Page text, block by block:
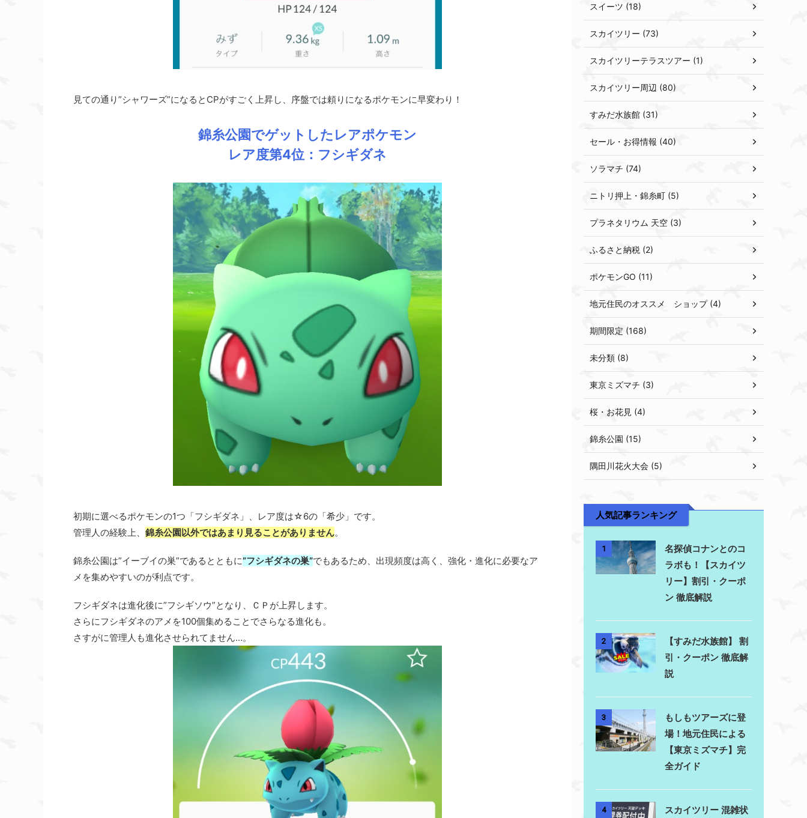
見ての通り”シャワーズ”になるとCPがすごく上昇し、序盤では頼りになるポケモンに早変わり！
錦糸公園でゲットしたレアポケモン
レア度第4位：フシギダネ
初期に選べるポケモンの1つ「フシギダネ」、レア度は☆6の「希少」です。
管理人の経験上、 錦糸公園以外ではあまり見ることがありません。
錦糸公園は”イーブイの巣”であるとともに”フシギダネの巣”でもあるため、出現頻度は高く、強化・進化に必要なア
メを集めやすいのが利点です。
フシギダネは進化後に”フシギソウ”となり、ＣＰが上昇します。
さらにフシギダネのアメを100個集めることでさらなる進化も。
さすがに管理人も進化させられてません…。
スイーツ (18)
スカイツリー (73)
スカイツリーテラスツアー (1)
スカイツリー周辺 (80)
すみだ水族館 (31)
セール・お得情報 (40)
ソラマチ (74)
ニトリ押上・錦糸町 (5)
プラネタリウム 天空 (3)
ふるさと納税 (2)
ポケモンGO (11)
地元住民のオススメ ショップ (4)
期間限定 (168)
未分類 (8)
東京ミズマチ (3)
桜・お花見 (4)
錦糸公園 (15)
隅田川花火大会 (5)
人気記事ランキング
1
名探偵コナンとのコ
ラボも！【スカイツ
リー】割引・クーポ
ン 徹底解説
2
【すみだ水族館】 割
引・クーポン 徹底解
説
3
もしもツアーズに登
場！地元住民による
【東京ミズマチ】完
全ガイド
4 スカイツリー 混雑状